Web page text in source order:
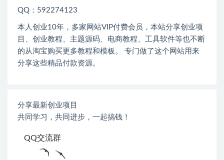
QQ：592274123
本人创业10年，多家网站VIP付费会员，本站分享创业项
目、创业教程、主题源码、电商教程、工具软件等也不断
的从淘宝购买更多教程和模板。 专门做了这个网站用来
分享这些精品付款资源。
分享最新创业项目
共同学习，共同进步，一起搞钱！
QQ交流群